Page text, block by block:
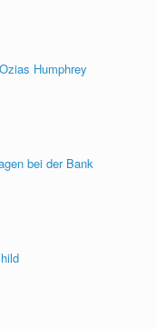
Humphrey
bei der Bank